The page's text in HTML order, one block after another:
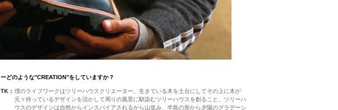
ーどのような"CREATION"をしていますか？
TK： 僕のライフワークはツリーハウスクリエーター。生きている木を土台にしてその上に木が
元々持っているデザインを活かして周りの風景に馴染むツリーハウスを創ること。ツリーハ
ウスのデザインは自然からインスパイアされるから山並み、半島の形から夕陽のグラデーシ